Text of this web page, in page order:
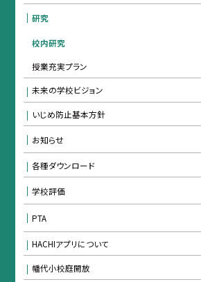
研究
校内研究
授業充実プラン
未来の学校ビジョン
いじめ防止基本方針
お知らせ
各種ダウンロード
学校評価
PTA
HACHIアプリについて
幡代小校庭開放